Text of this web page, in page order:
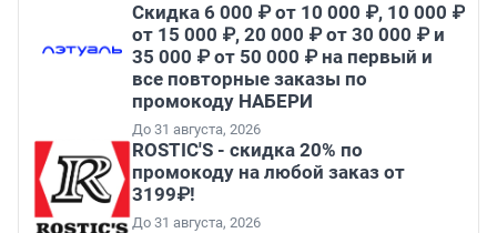
Скидка 6 000 ₽ от 10 000 ₽, 10 000 ₽
от 15 000 ₽, 20 000 ₽ от 30 000 ₽ и
35 000 ₽ от 50 000 ₽ на первый и
все повторные заказы по
промокоду НАБЕРИ
До 31 августа, 2026
ROSTIC'S - скидка 20% по
промокоду на любой заказ от
3199₽!
До 31 августа, 2026